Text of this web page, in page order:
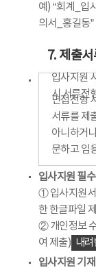
예) “회계_입
의서_홍길동”
7. 제출서
입사지원
시 서류전
면접전형
서류를 제
아니하거
문하고 임
입사지원 필
① 입사지원서
한 한글파일
② 개인정보
여 제출) 내려
입사지원 기